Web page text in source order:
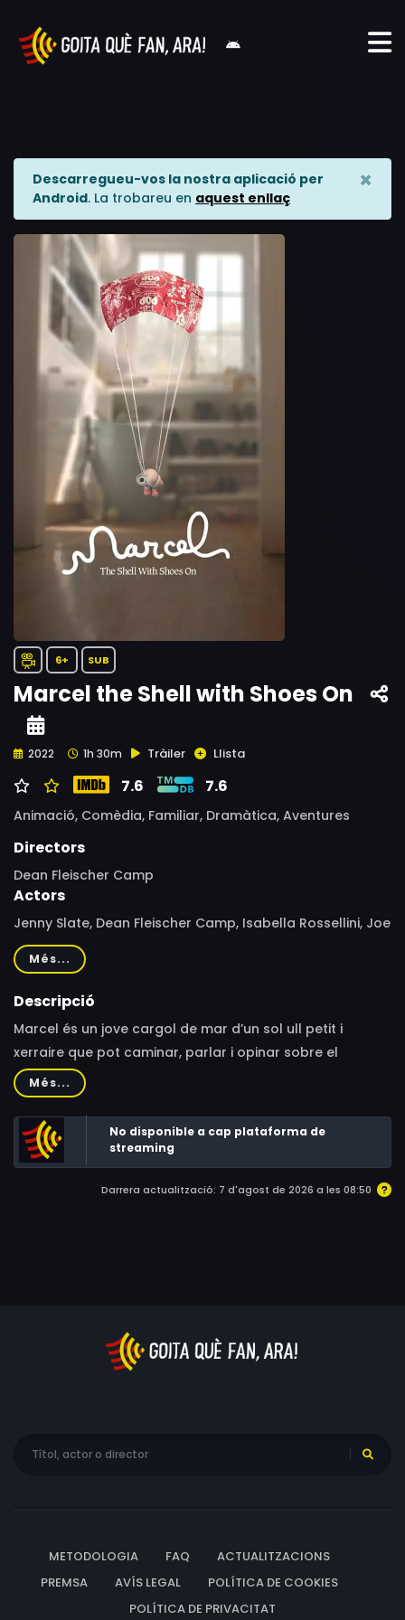
Descarregueu-vos la nostra aplicació per
Android. La trobareu en aquest enllaç
×
6+ SUB
Marcel the Shell with Shoes On
2022 1h 30m Tràiler Llista
7.6 7.6
Animació, Comèdia, Familiar, Dramàtica, Aventures
Directors
Dean Fleischer Camp
Actors
Jenny Slate, Dean Fleischer Camp, Isabella Rossellini, Joe
Gabler, Shari Finkelstein, Sam Painter, Blake Hottle, Scott
Osterman, Jeremy Evans, Lesley Stahl, Rosa Salazar,
Thomas Mann, Sarah Thyre, Andy Richter, Nathan Fielder,
Més...
Descripció
Marcel és un jove cargol de mar d’un sol ull petit i
xerraire que pot caminar, parlar i opinar sobre el
meravellós món que l’envolta. Viu amb la seva àvia, que
és fan de la periodista Lesley Stahl, en un Airbnb quan
l’últim convidat de la casa, un director de cinema que es
diu Dean, decideix fer un curt documental sobre ell i
publicar-lo. Com respondrà Marcel a la seva nova fama
a Internet? Com li canviarà la vida?
Més...
No disponible a cap plataforma de
streaming
Darrera actualització: 7 d'agost de 2026 a les 08:50
METODOLOGIA FAQ
ACTUALITZACIONS
PREMSA
AVÍS LEGAL
POLÍTICA DE COOKIES
POLÍTICA DE PRIVACITAT